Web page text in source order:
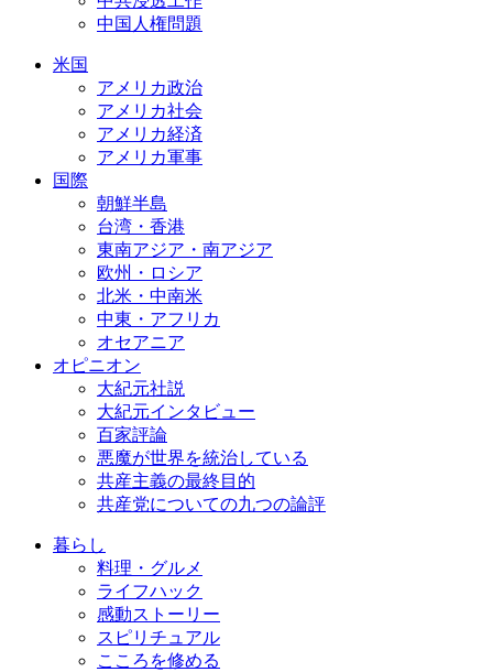
中国人権問題
米国
アメリカ政治
アメリカ社会
アメリカ経済
アメリカ軍事
国際
朝鮮半島
台湾・香港
東南アジア・南アジア
欧州・ロシア
北米・中南米
中東・アフリカ
オセアニア
オピニオン
大紀元社説
大紀元インタビュー
百家評論
悪魔が世界を統治している
共産主義の最終目的
共産党についての九つの論評
暮らし
料理・グルメ
ライフハック
感動ストーリー
スピリチュアル
こころを修める